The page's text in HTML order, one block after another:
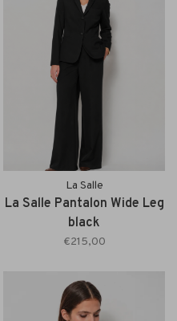
La Salle
La Salle Pantalon Wide Leg
black
€215,00